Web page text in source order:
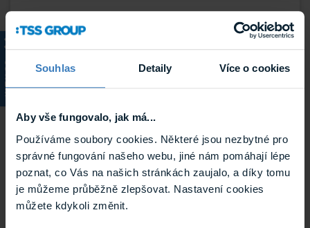
Souhlas Detaily Více o cookies
Aby vše fungovalo, jak má...
Používáme soubory cookies. Některé jsou nezbytné pro
správné fungování našeho webu, jiné nám pomáhají lépe
poznat, co Vás na našich stránkách zaujalo, a díky tomu
je můžeme průběžně zlepšovat. Nastavení cookies
můžete kdykoli změnit.
KATALOG
Výstupy VGA, HDMI(4K), HDMI
záznamu IP
kamer
do 512 Mbps
Maximální
rozlišení na IP
kameru
32 Mpx